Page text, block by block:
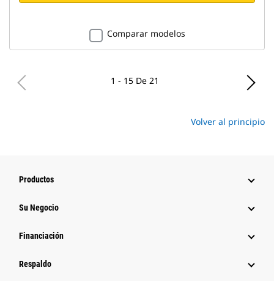
Comparar modelos
1 - 15 De 21
Volver al principio
Productos
Su Negocio
Financiación
Respaldo